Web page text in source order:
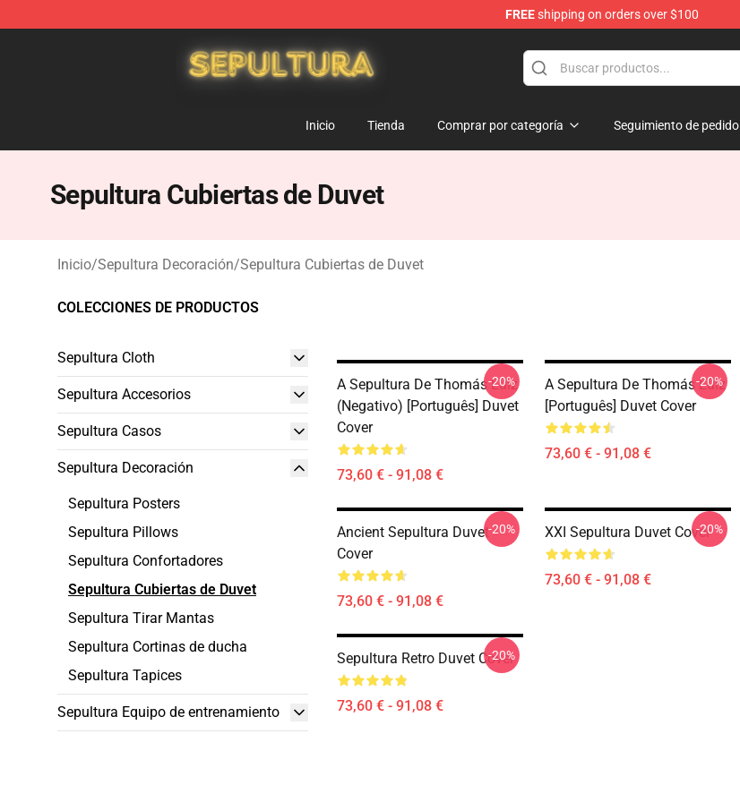
FREEshipping on orders over $100
Inicio Tienda Comprar por categoría Seguimiento de pedido
Sepultura Cubiertas de Duvet
Inicio/Sepultura Decoración/Sepultura Cubiertas de Duvet
COLECCIONES DE PRODUCTOS
Sepultura Cloth
Sepultura Accesorios
Sepultura Casos
Sepultura Decoración
Sepultura Posters
Sepultura Pillows
Sepultura Confortadores
Sepultura Cubiertas de Duvet
Sepultura Tirar Mantas
Sepultura Cortinas de ducha
Sepultura Tapices
Sepultura Equipo de entrenamiento
A Sepultura De Thomás Luíz
(negativo) [Português] Duvet
Cover
73,60 € - 91,08 €
-20%
A Sepultura De Thomás Luíz
[Português] Duvet Cover
73,60 € - 91,08 €
-20%
Ancient Sepultura Duvet
Cover
73,60 € - 91,08 €
-20% XXI Sepultura Duvet Cover
73,60 € - 91,08 €
-20%
Sepultura Retro Duvet Cover
73,60 € - 91,08 €
-20%